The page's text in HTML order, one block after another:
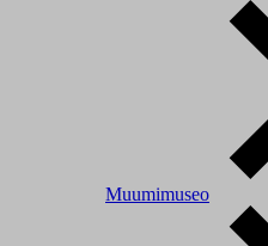
Muumimuseo